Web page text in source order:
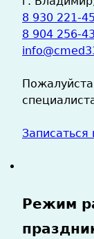
8 930 221-
8 904 256-
Записаться
Режим